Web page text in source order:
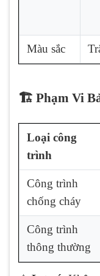
Màu sắc
🏗️ Phạm Vi
Loại công
trình
Công trình
chống cháy
Công trình
thông thường